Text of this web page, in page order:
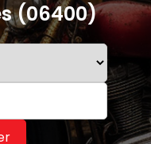
(06400)